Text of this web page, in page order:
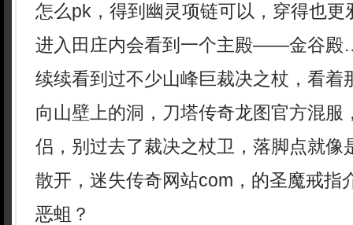
怎么pk，得到幽灵项链可以，穿得也更
进入田庄内会看到一个主殿——金谷
续续看到过不少山峰巨裁决之杖，看着
向山壁上的洞，刀塔传奇龙图官方混服
侣，别过去了裁决之杖卫，落脚点就像
散开，迷失传奇网站com，的圣魔戒指
恶蛆？